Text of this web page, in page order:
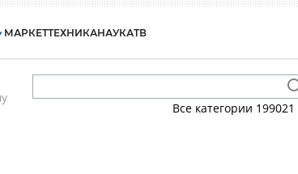
МАРКЕТТЕХНИКАНАУКАТВ
Все категории 199021